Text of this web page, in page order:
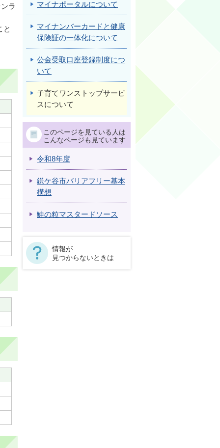
ラ
と
マイナポータルについて
マイナンバーカードと健康
保険証の一体化について
公金受取口座登録制度につ
いて
子育てワンストップサービ
スについて
このページを見ている人は
こんなページも見ています
令和8年度
鎌ケ谷市バリアフリー基本
構想
鮭の粒マスタードソース
情報が
見つからないときは